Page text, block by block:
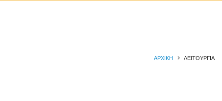
ΑΡΧΙΚΉ ΛΕΙΤΟΥΡΓΙΑ